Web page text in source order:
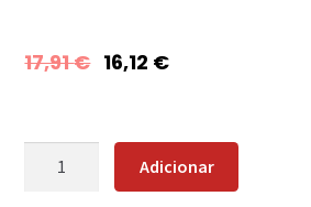
17,91€ 16,12 €
Quantidade
Adicionar